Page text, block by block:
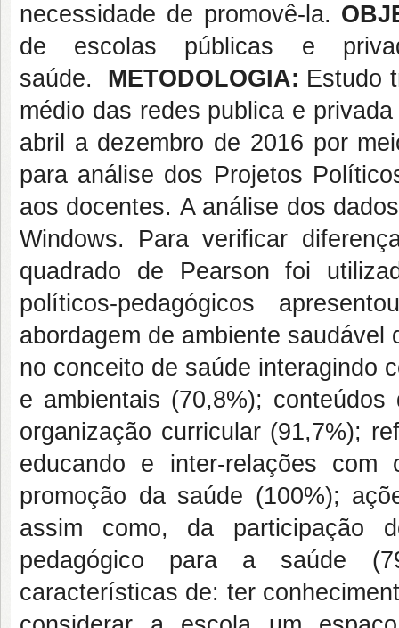
necessidade de promovê-la.
de escolas públicas e
saúde.
METODOLOGIA: Estudo
médio das redes publica e
abril a dezembro de 2016 por
para análise dos Projetos
aos docentes. A análise dos
Windows. Para verificar
quadrado de Pearson foi
políticos-pedagógicos
abordagem de ambiente
no conceito de saúde interagindo
e ambientais (70,8%);
organização curricular (91,7%);
educando e inter-relações
promoção da saúde (100%);
assim como, da participação
pedagógico para a saúde
características de: ter